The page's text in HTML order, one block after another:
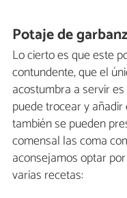
Potaje de
Lo cierto es que este
contundente, que el
acostumbra a servir es
puede trocear y
también se pueden
comensal las coma
aconsejamos optar
varias recetas: